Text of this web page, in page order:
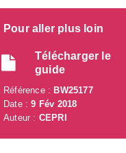
Pour aller plus loin
Télécharger le
guide
Référence : BW25177
Date :9 Fév 2018
Auteur : CEPRI